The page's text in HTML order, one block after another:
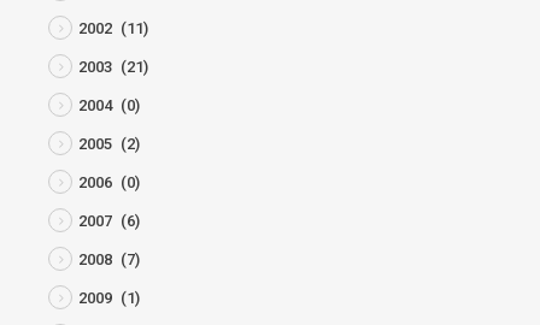
2002 (11)
2003 (21)
2004 (0)
2005 (2)
2006 (0)
2007 (6)
2008 (7)
2009 (1)